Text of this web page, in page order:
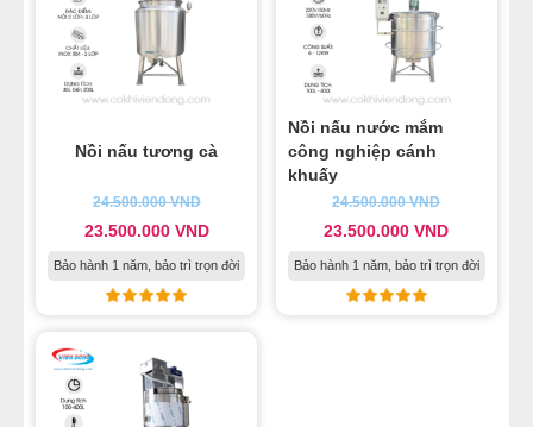
Nồi nấu tương cà
24.500.000VND
23.500.000 VND
Bảo hành 1 năm, bảo trì trọn đời
Nồi nấu nước mắm
công nghiệp cánh
khuấy
24.500.000VND
23.500.000VND
Bảo hành 1 năm, bảo trì trọn đời